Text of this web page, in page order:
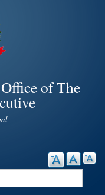
of The